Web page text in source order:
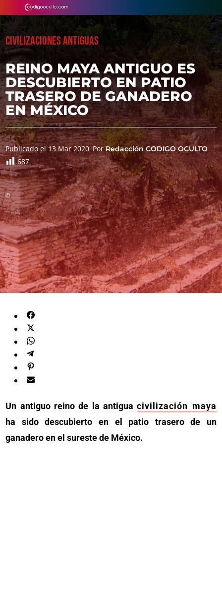
CIVILIZACIONES ANTIGUAS
REINO MAYA ANTIGUO ES
DESCUBIERTO EN PATIO
TRASERO DE GANADERO
EN MÉXICO
Publicado el 13 Mar 2020 PorRedacción CODIGO OCULTO
687
©
Un antiguo reino de la antiguacivilización maya
ha sido descubierto en el patio trasero de un
ganadero en el sureste de México.